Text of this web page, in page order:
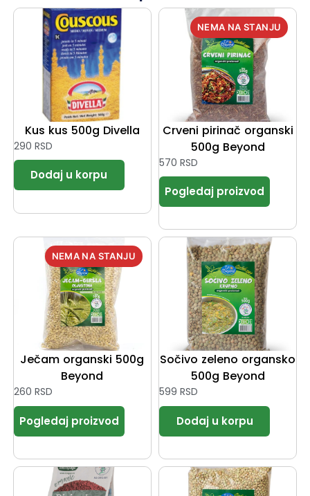
Kus kus 500g Divella
290 RSD
Crveni pirinač organski
500g Beyond
570 RSD
Ječam organski 500g
Beyond
260 RSD
Sočivo zeleno organsko
500g Beyond
599 RSD